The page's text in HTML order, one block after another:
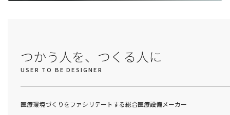
つかう人を、つくる人に
USER TO BE DESIGNER
医療環境づくりをファシリテートする総合医療設備メーカー